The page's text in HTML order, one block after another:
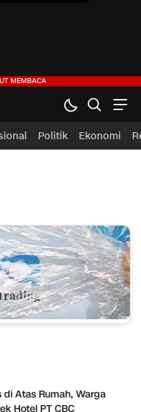
Politik Ekonomi
di Atas Rumah, Warga
Hotel PT CBC